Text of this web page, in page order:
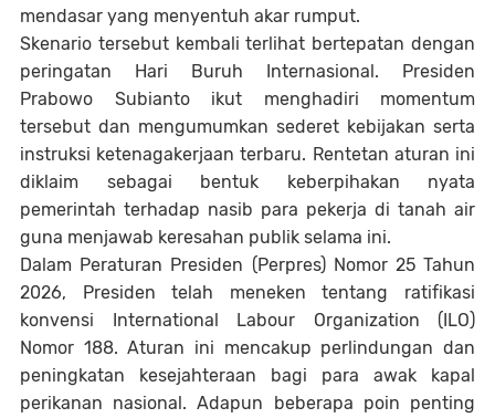
mendasar yang menyentuh akar rumput.
Skenario tersebut kembali terlihat bertepatan dengan
peringatan Hari Buruh Internasional. Presiden
Prabowo Subianto ikut menghadiri momentum
tersebut dan mengumumkan sederet kebijakan serta
instruksi ketenagakerjaan terbaru. Rentetan aturan ini
diklaim sebagai bentuk keberpihakan nyata
pemerintah terhadap nasib para pekerja di tanah air
guna menjawab keresahan publik selama ini.
Dalam Peraturan Presiden (Perpres) Nomor 25 Tahun
2026, Presiden telah meneken tentang ratifikasi
konvensi International Labour Organization (ILO)
Nomor 188. Aturan ini mencakup perlindungan dan
peningkatan kesejahteraan bagi para awak kapal
perikanan nasional. Adapun beberapa poin penting